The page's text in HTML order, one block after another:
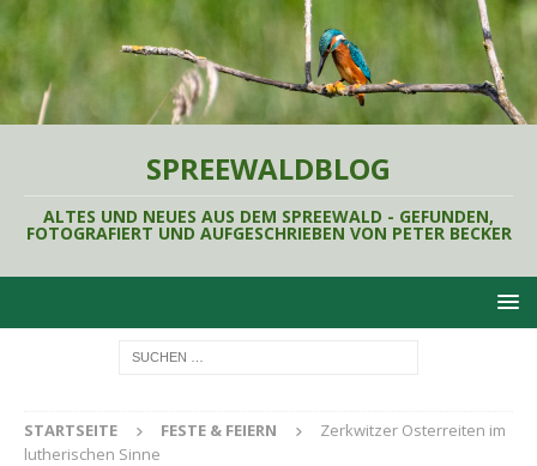
SPREEWALDBLOG
ALTES UND NEUES AUS DEM SPREEWALD - GEFUNDEN,
FOTOGRAFIERT UND AUFGESCHRIEBEN VON PETER BECKER
STARTSEITE FESTE & FEIERN
Zerkwitzer Osterreiten im
lutherischen Sinne